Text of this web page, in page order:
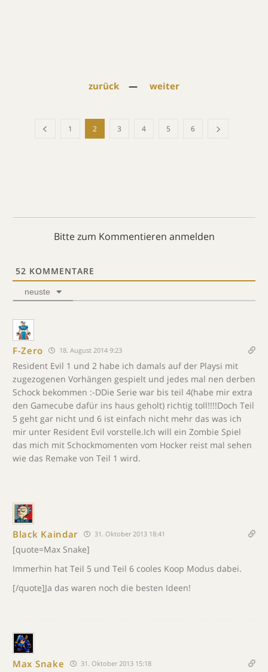
zurück — weiter
1 2 3 4 5 6
Bitte zum Kommentieren anmelden
52 KOMMENTARE
neuste
F-Zero 18. August 2014 9:23
Resident Evil 1 und 2 habe ich damals auf der Playsi mit
zugezogenen Vorhängen gespielt und jedes mal nen derben
Schock bekommen :-DDie Serie war bis teil 4(habe mir extra
den Gamecube dafür ins haus geholt) richtig toll!!!!Doch Teil
5 geht gar nicht und 6 ist einfach nicht mehr das was ich
mir unter Resident Evil vorstelle.Ich will ein Zombie Spiel
das mich mit Schockmomenten vom Hocker reist mal sehen
wie das Remake von Teil 1 wird.
Black Kaindar 31. Oktober 2013 18:41
[quote=Max Snake]
Immerhin hat Teil 5 und Teil 6 cooles Koop Modus dabei.
[/quote]Ja das waren noch die besten Ideen!
Max Snake 31. Oktober 2013 15:18